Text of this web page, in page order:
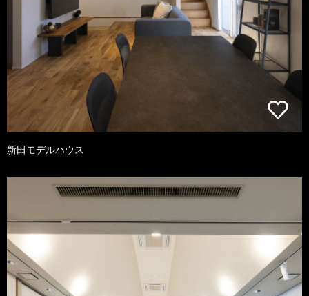
新田モデルハウス